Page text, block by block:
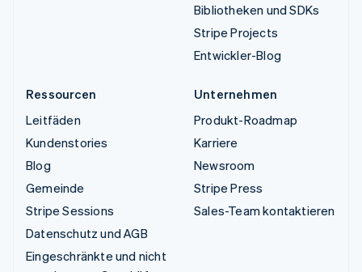
Bibliotheken und SDKs
Stripe Projects
Entwickler-Blog
Ressourcen
Leitfäden
Kundenstories
Blog
Gemeinde
Stripe Sessions
Datenschutz und AGB
Eingeschränkte und nicht
Unternehmen
Produkt-Roadmap
Karriere
Newsroom
Stripe Press
Sales-Team kontaktieren